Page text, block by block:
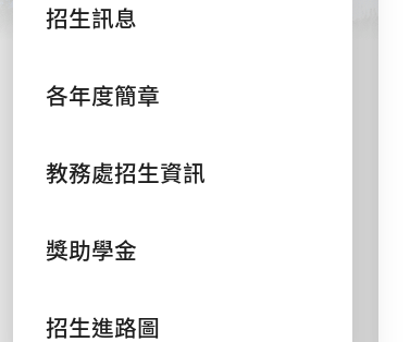
招生訊息
各年度簡章
教務處招生資訊
獎助學金
招生進路圖